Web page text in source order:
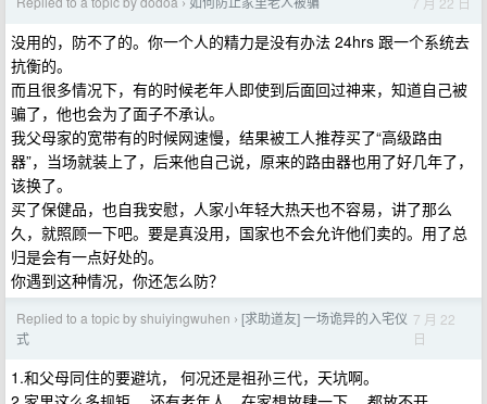
›
没用的，防不了的。你一个人的精力是没有办法 24hrs 跟一个系统去
抗衡的。
而且很多情况下，有的时候老年人即使到后面回过神来，知道自己被
骗了，他也会为了面子不承认。
我父母家的宽带有的时候网速慢，结果被工人推荐买了“高级路由
器”，当场就装上了，后来他自己说，原来的路由器也用了好几年了，
该换了。
买了保健品，也自我安慰，人家小年轻大热天也不容易，讲了那么
久，就照顾一下吧。要是真没用，国家也不会允许他们卖的。用了总
归是会有一点好处的。
你遇到这种情况，你还怎么防？
Replied to a topic by shuiyingwuhen › [求助道友] 一场诡异的入宅仪
式
7 月 22
日
1.和父母同住的要避坑， 何况还是祖孙三代，天坑啊。